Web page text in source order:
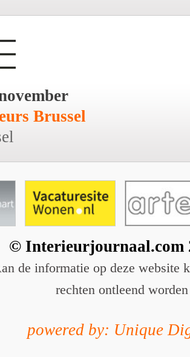
Brussel
© Interieurjournaal.com
de informatie op deze website
rechten ontleend worden
powered by: Unique